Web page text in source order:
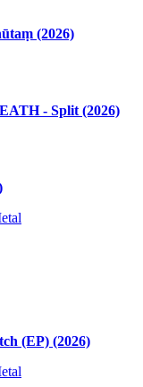
(2026)
- Split (2026)
(EP) (2026)